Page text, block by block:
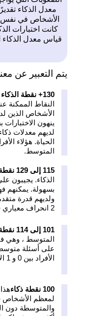
معدل الذكاء
الأشخاص في نفس
كانت اختبارات
قياس معدل الذكاء
يتم التعبير عن
130+ نقطة الذكاء - إجابة معدل الذكاء العالي
النقاط الممكنة عند
الأشخاص الذين
ينهون الاختبارات
لديهم معدلات ذكاء
الحياة. هؤلاء
المتوسط.
115 إلى 129 نقطة ذكاء
الذكاء. يجيبون على
بسهولة. يمكنهم
101 إلى 114 نقطة ذكاء
المتوسط ، وهي
على أسئلة متوسطة
الأفراد بين 0 و 1 الانحراف المعياري فوق المتوسط.
100 نقطة ذكاء
هذا
لمعظم الأشخاص في
والمتوسطة دون